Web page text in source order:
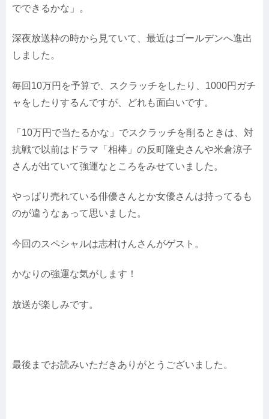
でできるかな」。
深夜放送枠の時から見ていて、最近はゴールデンへ進出
しました。
毎回10万円を予算で、スクラッチをしたり、1000円ガチ
ャをしたりするんですが、どれも面白いです。
「10万円で当たるかな」でスクラッチを削るときは、対
抗戦で以前はドラマ「相棒」の反町隆史さんや米倉涼子
さんが出ていて強運なところをみせていました。
やっぱり売れている俳優さんとか女優さんは持ってるも
のが違うなぁって思いました。
今回のスペシャルは志村けんさんがゲスト。
かなりの強運な気がします！
放送が楽しみです。
最後までお読みいただきありがとうございました。